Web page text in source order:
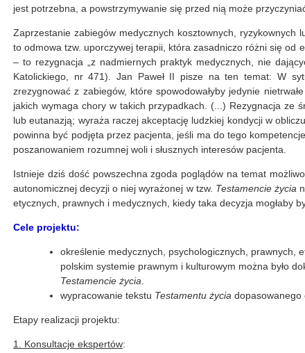
jest potrzebna, a powstrzymywanie się przed nią może
Zaprzestanie zabiegów medycznych kosztownych, ryzykownych
to odmowa tzw. uporczywej terapii, która zasadniczo różni się
– to rezygnacja „z nadmiernych praktyk medycznych, nie
Katolickiego, nr 471). Jan Paweł II pisze na ten temat: W
zrezygnować z zabiegów, które spowodowałyby jedynie
jakich wymaga chory w takich przypadkach. (...) Rezygnacja ze
lub eutanazją; wyraża raczej akceptację ludzkiej kondycji w
powinna być podjęta przez pacjenta, jeśli ma do tego
poszanowaniem rozumnej woli i słusznych interesów pacjenta.
Istnieje dziś dość powszechna zgoda poglądów na temat
autonomicznej decyzji o niej wyrażonej w tzw. Testamencie życia
etycznych, prawnych i medycznych, kiedy taka decyzja mogłaby
Cele projektu:
określenie medycznych, psychologicznych, prawnych,
polskim systemie prawnym i kulturowym można było
Testamencie życia
wypracowanie tekstu Testamentu życia dopasowanego
Etapy realizacji projektu:
1. Konsultacje ekspertów: